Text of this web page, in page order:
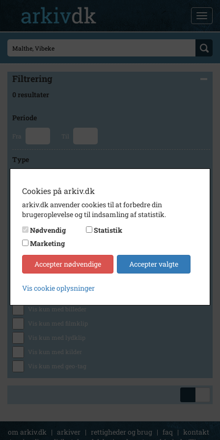
Filtrering
0 resultater
Periode
Fra Til
Type
Arkiv
Holbæk-Arkiverne / Tølløse Lokalarkiv
Generelt
Vis kun med billeder
Vis kun med filmklip
Vis kun med lydklip
Vis kun med kilder
Vis kun med geo-tag
om arkiv.dk | arkiver | rettigheder og brug | faq | kontakt
Cookies på arkiv.dk
arkiv.dk anvender cookies til at forbedre din
brugeroplevelse og til indsamling af statistik.
Nødvendig
Statistik
Marketing
Accepter nødvendige Accepter valgte
Vis cookie oplysninger